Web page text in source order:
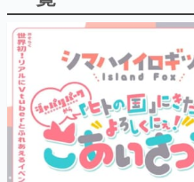
『うつヌケ』『ペ
一先生によるゲー
なんでゲーム
ゲーム開発者・
具体的な形から解
です。
ゲームが変え
「経験値」「裏技
の起源や用法の変